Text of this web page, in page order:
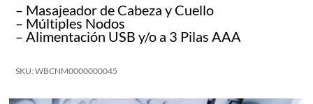
– Masajeador de Cabeza y Cuello
– Múltiples Nodos
– Alimentación USB y/o a 3 Pilas AAA
SKU: WBCNM0000000045